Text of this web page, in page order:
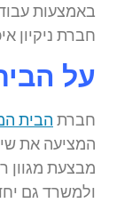
באמצעות
חברת ניקיון
על
חברת הבית
המציעה את
מבצעת מגוון
ולמשרד גם